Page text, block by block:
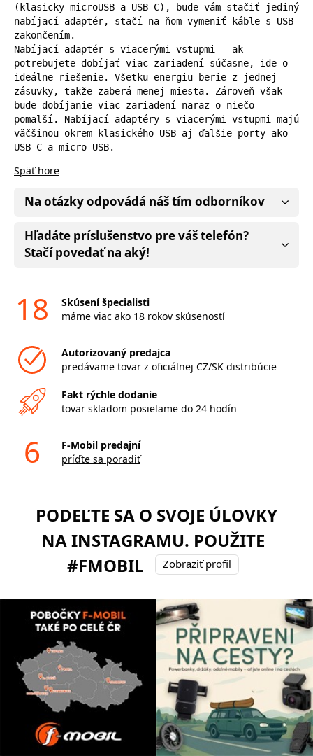
(klasicky microUSB a USB-C), bude vám stačiť jediný
nabíjací adaptér, stačí na ňom vymeniť káble s USB
zakončením.
Nabíjací adaptér s viacerými vstupmi - ak
potrebujete dobíjať viac zariadení súčasne, ide o
ideálne riešenie. Všetku energiu berie z jednej
zásuvky, takže zaberá menej miesta. Zároveň však
bude dobíjanie viac zariadení naraz o niečo
pomalší. Nabíjací adaptéry s viacerými vstupmi majú
väčšinou okrem klasického USB aj ďalšie porty ako
USB-C a micro USB.
Späť hore
Na otázky odpovádá náš tím odborníkov
Hľadáte príslušenstvo pre váš telefón?
Stačí povedať na aký!
18
Skúsení špecialisti
máme viac ako 18 rokov skúseností
Autorizovaný predajca
predávame tovar z oficiálnej CZ/SK distribúcie
Fakt rýchle dodanie
tovar skladom posielame do 24 hodín
6
F-Mobil predajní
príďte sa poradiť
PODEĽTE SA O SVOJE ÚLOVKY
NA INSTAGRAMU. POUŽITE
#FMOBIL
Zobraziť profil